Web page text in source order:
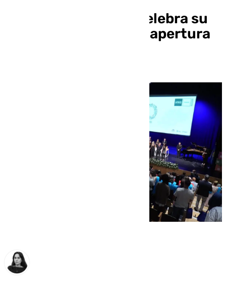
La UNED de Málaga celebra su
50 aniversario con la apertura